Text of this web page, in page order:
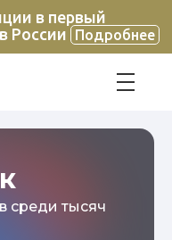
в первый
России
Подробнее
среди тысяч